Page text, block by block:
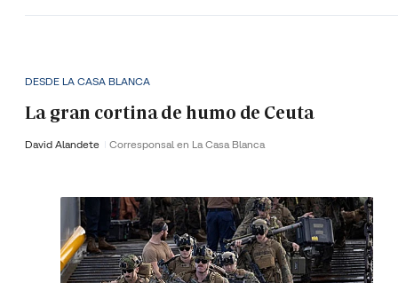
DESDE LA CASA BLANCA
La gran cortina de humo de Ceuta
David Alandete Corresponsal en La Casa Blanca